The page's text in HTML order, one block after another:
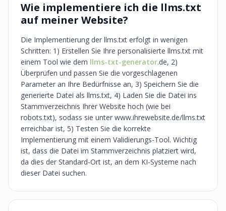
Wie implementiere ich die llms.txt
auf meiner Website?
Die Implementierung der llms.txt erfolgt in wenigen
Schritten: 1) Erstellen Sie Ihre personalisierte llms.txt mit
einem Tool wie dem llms-txt-generator.de, 2)
Überprüfen und passen Sie die vorgeschlagenen
Parameter an Ihre Bedürfnisse an, 3) Speichern Sie die
generierte Datei als llms.txt, 4) Laden Sie die Datei ins
Stammverzeichnis Ihrer Website hoch (wie bei
robots.txt), sodass sie unter www.ihrewebsite.de/llms.txt
erreichbar ist, 5) Testen Sie die korrekte
Implementierung mit einem Validierungs-Tool. Wichtig
ist, dass die Datei im Stammverzeichnis platziert wird,
da dies der Standard-Ort ist, an dem KI-Systeme nach
dieser Datei suchen.